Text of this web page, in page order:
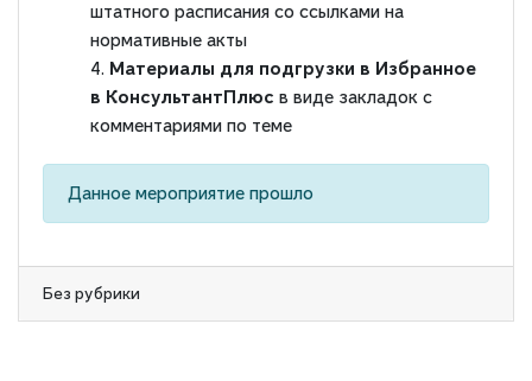
штатного расписания со ссылками на
нормативные акты
Материалы для подгрузки в Избранное
в КонсультантПлюс в виде закладок с
комментариями по теме
Данное мероприятие прошло
Без рубрики